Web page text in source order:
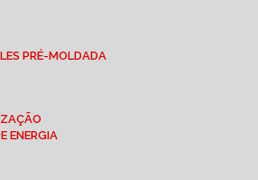
PRÉ-MOLDADA
ENERGIA